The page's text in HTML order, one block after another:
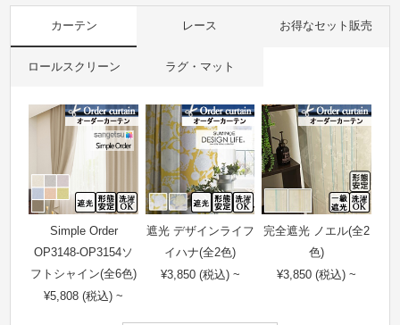
カーテン レース お得なセット販売
ロールスクリーン ラグ・マット
Simple Order
OP3148-OP3154ソ
フトシャイン(全6色)
¥5,808 (税込) ~
遮光 デザインライフ
イハナ(全2色)
¥3,850 (税込) ~
完全遮光 ノエル(全2
色)
¥3,850 (税込) ~